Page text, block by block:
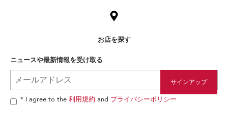
find
the
end
お店を探す
ニュースや最新情報を受け取る
* I agree to the 利用規約 and プライバシーポリシー